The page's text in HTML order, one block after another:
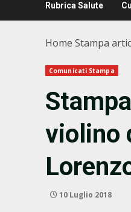
Rubrica Salute
Home Stampa
Comunicati Stampa
violino
10 Luglio 2018